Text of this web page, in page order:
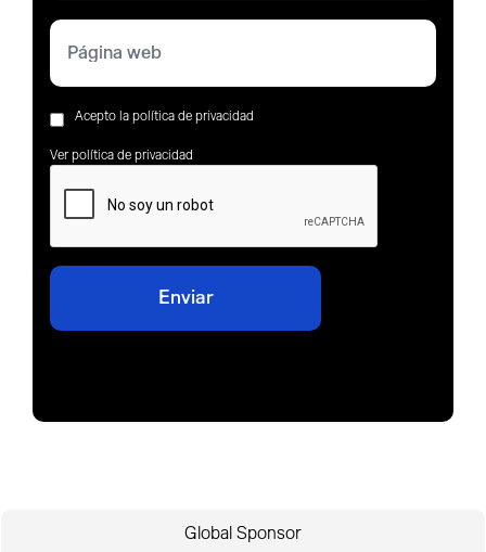
Acepto la política de privacidad
Ver política de privacidad
Global Sponsor